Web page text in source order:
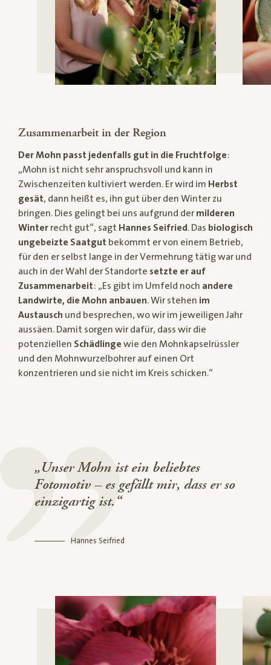
Zusammenarbeit in der Region
Der Mohn passt jedenfalls gut in die Fruchtfolge:
„Mohn ist nicht sehr anspruchsvoll und kann in
Zwischenzeiten kultiviert werden. Er wird im Herbst
gesät, dann heißt es, ihn gut über den Winter zu
bringen. Dies gelingt bei uns aufgrund der milderen
Winter recht gut“, sagt Hannes Seifried. Das biologisch
ungebeizte Saatgut bekommt er von einem Betrieb,
für den er selbst lange in der Vermehrung tätig war und
auch in der Wahl der Standorte setzte er auf
Zusammenarbeit: „Es gibt im Umfeld noch andere
Landwirte, die Mohn anbauen. Wir stehen im
Austausch und besprechen, wo wir im jeweiligen Jahr
aussäen. Damit sorgen wir dafür, dass wir die
potenziellen Schädlinge wie den Mohnkapselrüssler
und den Mohnwurzelbohrer auf einen Ort
konzentrieren und sie nicht im Kreis schicken.“
„Unser Mohn ist ein beliebtes
Fotomotiv – es gefällt mir, dass er so
einzigartig ist.“
Hannes Seifried